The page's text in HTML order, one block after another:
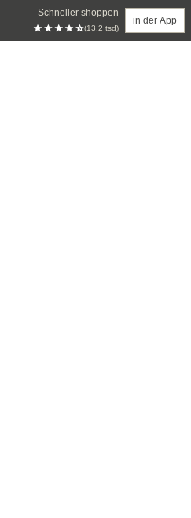
Schneller shoppen
(13.2 tsd)
in der App